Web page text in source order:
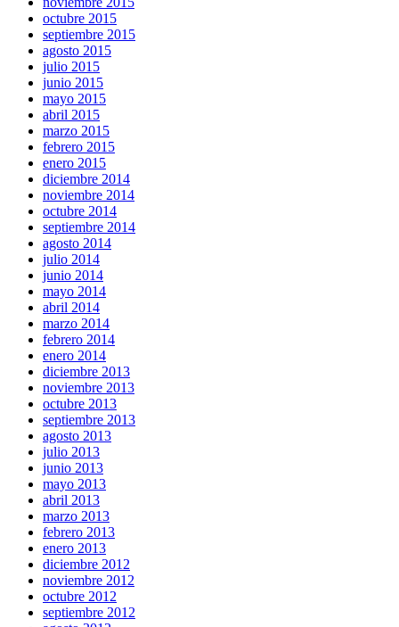
octubre 2015
septiembre 2015
agosto 2015
julio 2015
junio 2015
mayo 2015
abril 2015
marzo 2015
febrero 2015
enero 2015
diciembre 2014
noviembre 2014
octubre 2014
septiembre 2014
agosto 2014
julio 2014
junio 2014
mayo 2014
abril 2014
marzo 2014
febrero 2014
enero 2014
diciembre 2013
noviembre 2013
octubre 2013
septiembre 2013
agosto 2013
julio 2013
junio 2013
mayo 2013
abril 2013
marzo 2013
febrero 2013
enero 2013
diciembre 2012
noviembre 2012
octubre 2012
septiembre 2012